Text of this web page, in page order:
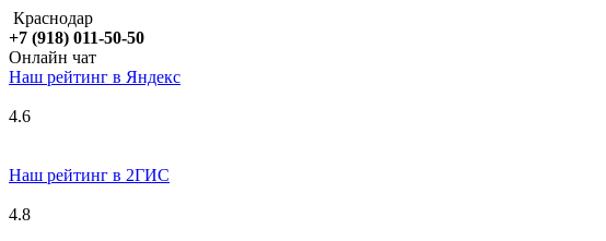
Краснодар
+7 (918) 011-50-50
Онлайн чат
Наш рейтинг в Яндекс
4.6
Наш рейтинг в 2ГИС
4.8